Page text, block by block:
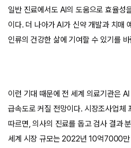
일반 진료에서도 AI의 도움으로 효율성
이다. 더 나아가 AI가 신약 개발과 치매
인류의 건강한 삶에 기여할 수 있기를
이런 기대 때문에 전 세계 의료기관은
급속도로 커질 전망이다. 시장조사업체
따르면, 의사의 진료를 돕고 검사 결과
세계 시장 규모는 2022년 10억7000